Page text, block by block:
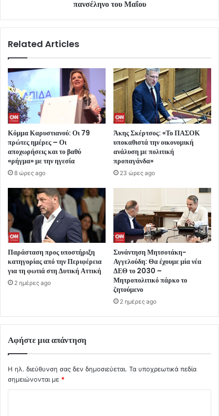
πανσέληνο του Μαΐου
Related Articles
Κόμμα Καρυστιανού: Οι 79
πρώτες ημέρες – Οι
αποχωρήσεις και το βαθύ
«ρήγμα» με την ηγεσία
8 ώρες ago
Άκης Σκέρτσος: «Το ΠΑΣΟΚ
υποκαθιστά την οικονομική
ανάλυση με πολιτική
προπαγάνδα»
23 ώρες ago
Παράσταση προς υποστήριξη
κατηγορίας από την Περιφέρεια
για τη φωτιά στη Δυτική Αττική
2 ημέρες ago
Συνάντηση Μητσοτάκη-
Αγγελούδη: Θα έχουμε μία νέα
ΔΕΘ το 2030 –
Μητροπολιτικό πάρκο το
ζητούμενο
2 ημέρες ago
Αφήστε μια απάντηση
Η ηλ. διεύθυνση σας δεν δημοσιεύεται. Τα υποχρεωτικά πεδία
σημειώνονται με *